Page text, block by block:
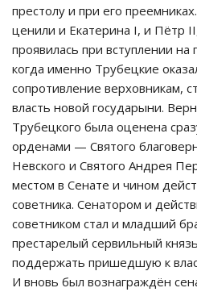
престолу и при его
ценили и Екатерина I, и Пётр
проявилась при вступлении
когда именно Трубецкие
сопротивление верховникам,
власть новой государыни.
Трубецкого была оценена
орденами — Святого
Невского и Святого Андрея
местом в Сенате и чином
советника. Сенатором и
советником стал и младший
престарелый сервильный
поддержать пришедшую к
И вновь был вознаграждён